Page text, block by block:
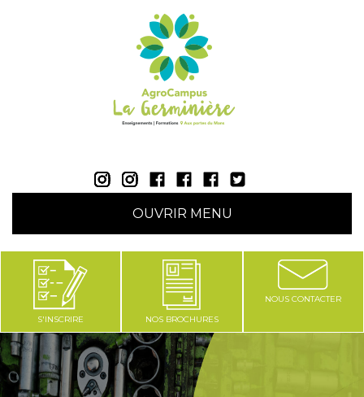
OUVRIR MENU
S'INSCRIRE NOS BROCHURES
NOUS CONTACTER